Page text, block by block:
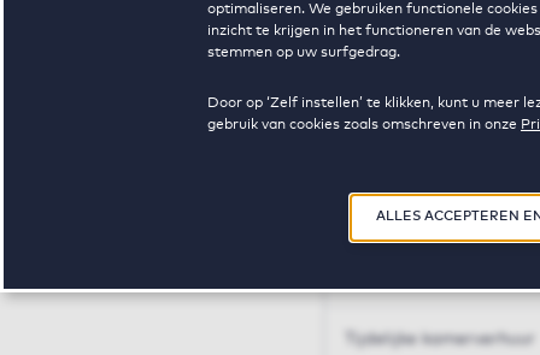
optimaliseren. We gebruiken functionele
inzicht te krijgen in het functioneren van de
stemmen op uw surfgedrag.
Door op ‘Zelf instellen’ te klikken, kunt u meer
gebruik van cookies zoals omschreven in onze
ALLES ACCEPTEREN
Huren op maat
Tijdelijke kamerverhuur